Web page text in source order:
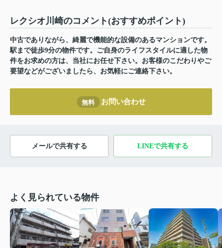
レクシオ川崎のコメント(おすすめポイント)
中古でありながら、綺麗で機能的な設備のあるマンションです。
駅まで徒歩9分の物件です。ご自身のライフスタイルに適した物
件をお求めの方は、当社にお任せ下さい。お客様のこだわりやご
要望などがございましたら、お気軽にご連絡下さい。
無料 お問い合わせ
メールで共有する LINEで共有する
よく見られている物件